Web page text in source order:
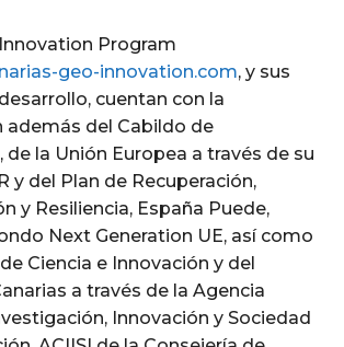
Program
geo-innovation.com, y sus
cuentan con la
además del Cabildo de
de la Unión Europea a través de su
y del Plan de Recuperación,
y Resiliencia, España Puede,
Next Generation UE, así como
Ciencia e Innovación y del
a través de la Agencia
Innovación y Sociedad